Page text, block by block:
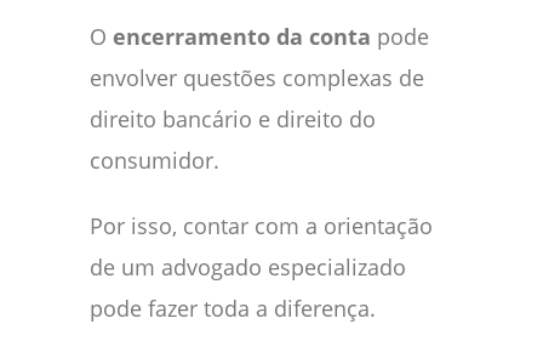
O encerramento da conta pode
envolver questões complexas de
direito bancário e direito do
consumidor.
Por isso, contar com a orientação
de um advogado especializado
pode fazer toda a diferença.